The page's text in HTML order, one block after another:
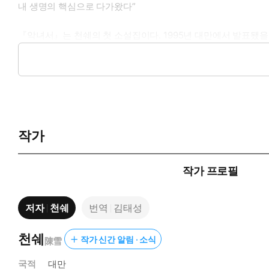
내 생명의 핵심으로 다가왔다”
천쉐는 대만에서 첫 동성결혼을 한 인물이다. 단 한 번도 자신
“손가락이 젖꼭지 위에 가볍게 원을 그렸다. 가벼운 전율에 이
게 자라난 음모를 헤치고 한 겹 한 겹 음부를 벌려 열었다. 그렇
이 단락처럼 극도로 민감한 내 몸속으로 들어와 어떤 음경도
은 죄책감, 증오 혹은 회복하고 싶은 사랑이다.
천쉐 소설 속의 ‘나’는 거의 언제나 글 쓰는 자아다. 산문집 『
‘나’ 차오차오에게 계속 글을 쓰라고 권한다. “아쑤는 펜을 내
책상에 다리를 올린 채 앉아 있다. “유백색 엉덩이가 잉크가 잔
의어이고, 기억의 진창길에서나 동성애를 혐오하는 사회에서 몸
인내와 기다림은 이미 차고 넘쳤다
작가
작가 프로필
저자 천쉐 번역 김태성
천쉐陳雪 작가 신간 알림 · 소식
국적
대만